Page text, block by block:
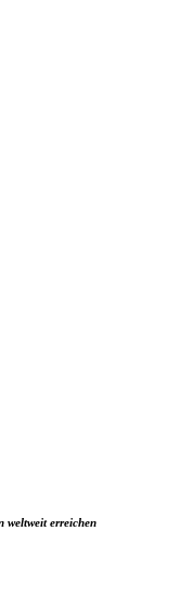
weltweit erreichen